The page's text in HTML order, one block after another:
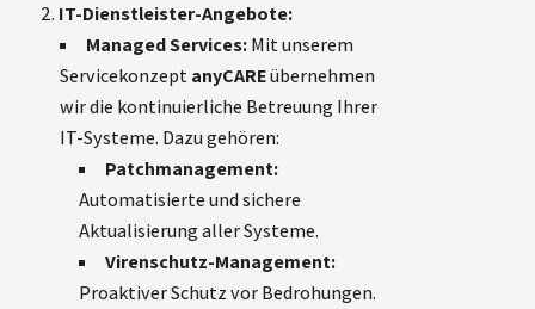
IT-Dienstleister-Angebote:
Managed Services:Mit unserem
ServicekonzeptanyCAREübernehmen
wir die kontinuierliche Betreuung Ihrer
IT-Systeme. Dazu gehören:
Patchmanagement:
Automatisierte und sichere
Aktualisierung aller Systeme.
Virenschutz-Management:
Proaktiver Schutz vor Bedrohungen.